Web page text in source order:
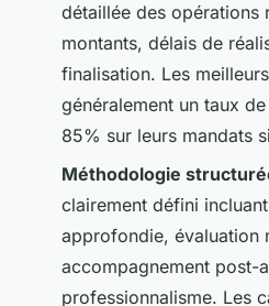
détaillée des opérations
montants, délais de
finalisation. Les
généralement un taux
85% sur leurs mandats
Méthodologie
clairement défini
approfondie, évaluation
accompagnement post-
professionnalisme. Les